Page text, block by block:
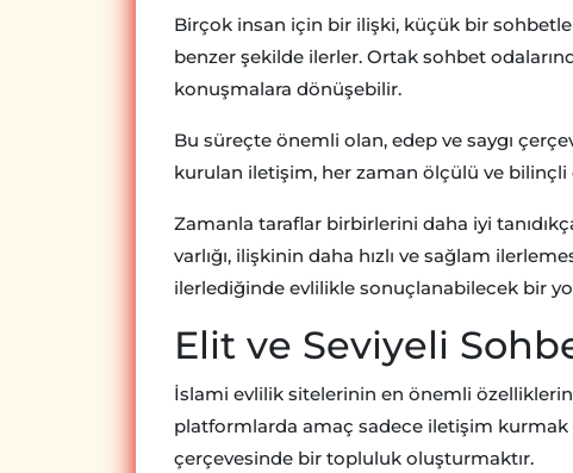
Birçok insan için bir ilişki, küçük bir
benzer şekilde ilerler. Ortak sohbet
konuşmalara dönüşebilir.
Bu süreçte önemli olan, edep ve saygı
kurulan iletişim, her zaman ölçülü ve bilinçli
Zamanla taraflar birbirlerini daha iyi
varlığı, ilişkinin daha hızlı ve sağlam
ilerlediğinde evlilikle sonuçlanabilecek bir
Elit ve Seviyeli
İslami evlilik sitelerinin en önemli
platformlarda amaç sadece iletişim kurmak
çerçevesinde bir topluluk oluşturmaktır.